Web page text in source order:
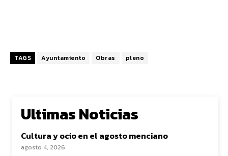
TAGS Ayuntamiento Obras pleno
Ultimas Noticias
Cultura y ocio en el agosto menciano
agosto 4, 2026